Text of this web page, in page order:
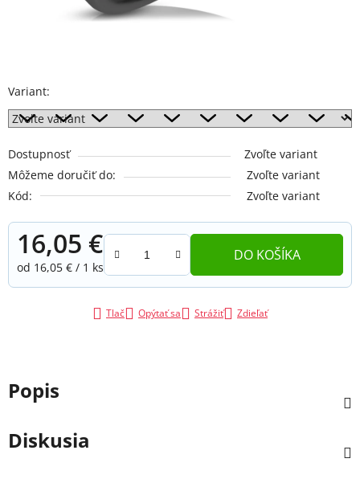
Variant:
Dostupnosť
Zvoľte variant
Môžeme doručiť do:
Zvoľte variant
Kód:
Zvoľte variant
16,05 €
Jednotková cena:
od 16,05 € / 1 ks
DO KOŠÍKA
Tlač Opýtať sa Strážiť Zdieľať
Popis
Diskusia